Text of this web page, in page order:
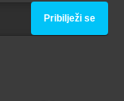
Pribilježi se